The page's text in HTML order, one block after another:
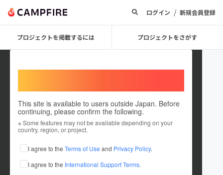
ログイン / 新規会員登録
プロジェクトを掲載するには プロジェクトをさがす
This site is available to users outside Japan. Before
continuing, please confirm the following.
※ Some features may not be available depending on your
country, region, or project.
I agree to the Terms of Use and Privacy Policy.
I agree to the International Support Terms.
sambo6jp
これまでに7回支援して1件のプロジェクトを投稿しています
在住国：日本 現在地：長野県